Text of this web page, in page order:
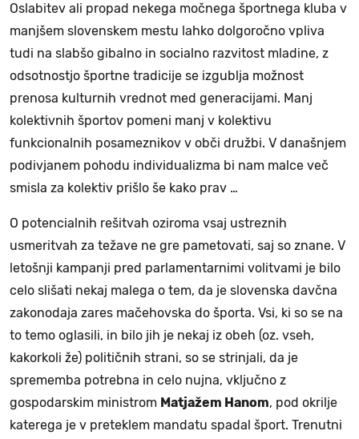
Oslabitev ali propad nekega močnega športnega kluba v
manjšem slovenskem mestu lahko dolgoročno vpliva
tudi na slabšo gibalno in socialno razvitost mladine, z
odsotnostjo športne tradicije se izgublja možnost
prenosa kulturnih vrednot med generacijami. Manj
kolektivnih športov pomeni manj v kolektivu
funkcionalnih posameznikov v obči družbi. V današnjem
podivjanem pohodu individualizma bi nam malce več
smisla za kolektiv prišlo še kako prav …
O potencialnih rešitvah oziroma vsaj ustreznih
usmeritvah za težave ne gre pametovati, saj so znane. V
letošnji kampanji pred parlamentarnimi volitvami je bilo
celo slišati nekaj malega o tem, da je slovenska davčna
zakonodaja zares mačehovska do športa. Vsi, ki so se na
to temo oglasili, in bilo jih je nekaj iz obeh (oz. vseh,
kakorkoli že) političnih strani, so se strinjali, da je
sprememba potrebna in celo nujna, vključno z
gospodarskim ministrom Matjažem Hanom, pod okrilje
katerega je v preteklem mandatu spadal šport. Trenutni